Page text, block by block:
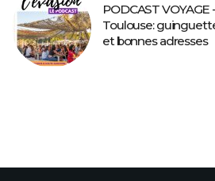
PODCAST
Toulouse:
et bonnes adresses